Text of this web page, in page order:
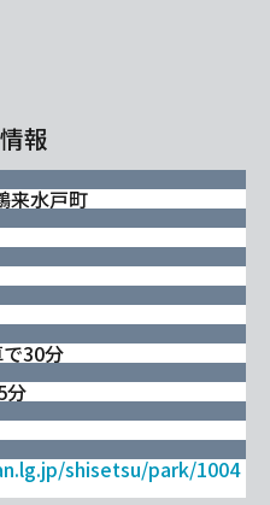
報
来水戸町
30分
分
shisetsu/park/1004